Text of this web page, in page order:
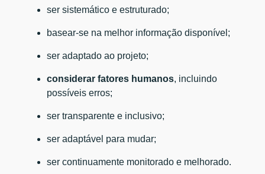
ser sistemático e estruturado;
basear-se na melhor informação disponível;
ser adaptado ao projeto;
considerar fatores humanos, incluindo
possíveis erros;
ser transparente e inclusivo;
ser adaptável para mudar;
ser continuamente monitorado e melhorado.